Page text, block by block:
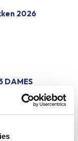
2026
DAMES